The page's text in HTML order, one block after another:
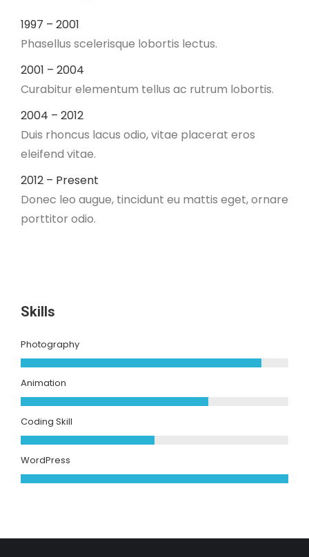
1997 – 2001
Phasellus scelerisque lobortis lectus.
2001 – 2004
Curabitur elementum tellus ac rutrum lobortis.
2004 – 2012
Duis rhoncus lacus odio, vitae placerat eros
eleifend vitae.
2012 – Present
Donec leo augue, tincidunt eu mattis eget, ornare
porttitor odio.
Skills
Photography
Animation
Coding Skill
WordPress